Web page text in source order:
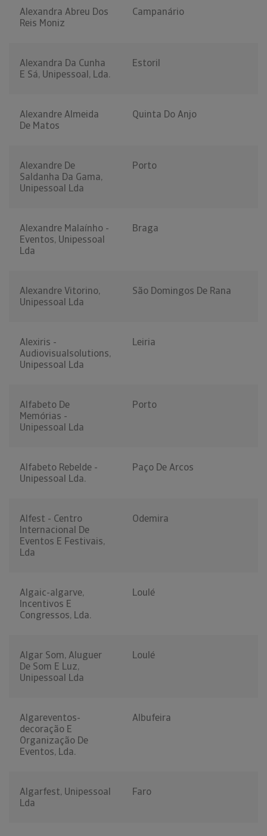
Alexandra Abreu Dos
Reis Moniz
Campanário
Alexandra Da Cunha
E Sá, Unipessoal, Lda.
Estoril
Alexandre Almeida
De Matos
Quinta Do Anjo
Alexandre De
Saldanha Da Gama,
Unipessoal Lda
Porto
Alexandre Malaínho -
Eventos, Unipessoal
Lda
Braga
Alexandre Vitorino,
Unipessoal Lda
São Domingos De Rana
Alexiris -
Audiovisualsolutions,
Unipessoal Lda
Leiria
Alfabeto De
Memórias -
Unipessoal Lda
Porto
Alfabeto Rebelde -
Unipessoal Lda.
Paço De Arcos
Alfest - Centro
Internacional De
Eventos E Festivais,
Lda
Odemira
Algaic-algarve,
Incentivos E
Congressos, Lda.
Loulé
Algar Som, Aluguer
De Som E Luz,
Unipessoal Lda
Loulé
Algareventos-
decoração E
Organização De
Eventos, Lda.
Albufeira
Algarfest, Unipessoal
Lda
Faro